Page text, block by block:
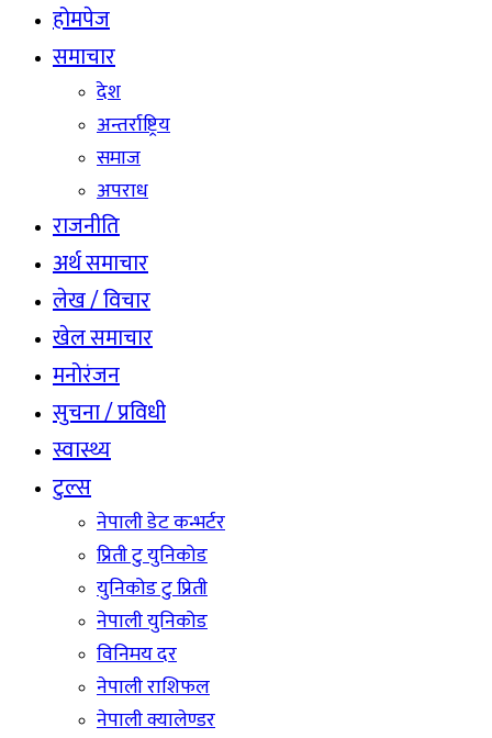
होमपेज
समाचार
देश
अन्तर्राष्ट्रिय
समाज
अपराध
राजनीति
अर्थ समाचार
लेख / विचार
खेल समाचार
मनोरंजन
सुचना / प्रविधी
स्वास्थ्य
टुल्स
नेपाली डेट कन्भर्टर
प्रिती टु युनिकोड
युनिकोड टु प्रिती
नेपाली युनिकोड
विनिमय दर
नेपाली राशिफल
नेपाली क्यालेण्डर